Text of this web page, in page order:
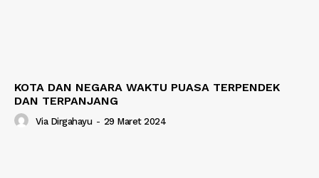
KOTA DAN NEGARA WAKTU PUASA TERPENDEK
DAN TERPANJANG
Via Dirgahayu - 29 Maret 2024